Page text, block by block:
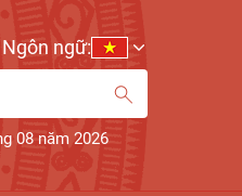
08 năm 2026
Ngôn ngữ: